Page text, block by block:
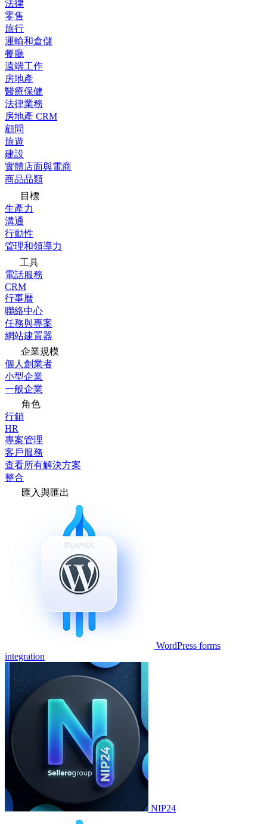
法律
零售
旅行
運輸和倉儲
餐廳
遠端工作
房地產
醫療保健
法律業務
房地產 CRM
顧問
旅遊
建設
實體店面與電商
商品品類
目標
生產力
溝通
行動性
管理和領導力
工具
電話服務
CRM
行事曆
聯絡中心
任務與專案
網站建置器
企業規模
個人創業者
小型企業
一般企業
角色
行銷
HR
專案管理
客戶服務
查看所有解決方案
整合
匯入與匯出
WordPress forms
integration
NIP24